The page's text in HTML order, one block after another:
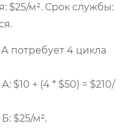
$25/м². Срок службы:
потребует 4 цикла
$10 + (4 * $50) = $210/
$25/м².